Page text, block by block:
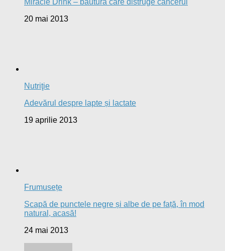
20 mai 2013
Nutriţie
Adevărul despre lapte și lactate
19 aprilie 2013
Frumusețe
Scapă de punctele negre și albe de pe față, în mod
natural, acasă!
24 mai 2013